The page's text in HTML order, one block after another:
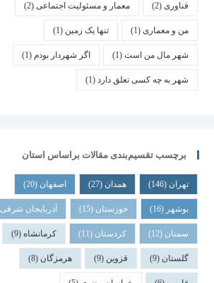
فناوری(2) معمار و مسئولیت اجتماعی(2)
من و معماری(1) تنها یک زمین (1)
شهر مال من است(1) اگر شهردار بودم (1)
شهر به چه کسی تعلق دارد(1)
برچسب تقسیم‌بندی مقالات براساس استان
تهران (146) همدان (27) اصفهان (20)
بوشهر (16) خوزستان (15) آذربایجان شرقی
سمنان (12) کردستان (11) کرمانشاه(9)
گلستان (9) قزوین (9) هرمزگان (8)